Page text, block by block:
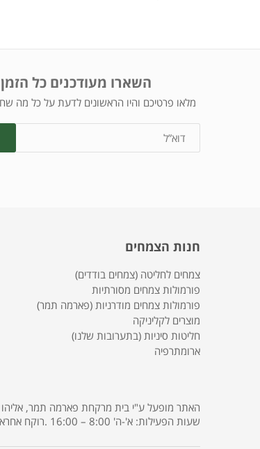
השארו מעודכנים כל הזמן
מלאו פרטיכם והיו הראשונים לדעת על כל מה
חנות הצמחים
צמחים לחליטה (צמחים בודדים)
פורמולות צמחים מסורתיות
פורמולות צמחים מודרניות (פארמה תמר)
מוצרים לקליניקה
חליטות סיניות (בתערובות שלנו)
ארומתרפיה
שעות הפעילות: א'-ה' 8:00 – 16:00 .רוקח אחראי בן נון שמואל רישיון מס' 3685 .